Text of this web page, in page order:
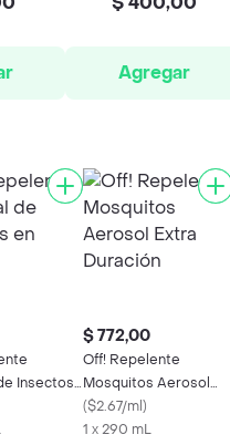
Agregar
Insectos
$ 772,00
Off! Repelente
Mosquitos Aerosol
Extra Duración
($2.67/ml)
1 x 290 mL